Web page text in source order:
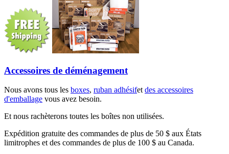
Accessoires de déménagement
Nous avons tous les boxes, ruban adhésifetdes accessoires
d'emballage vous avez besoin.
Et nous rachèterons toutes les boîtes non utilisées.
Expédition gratuite des commandes de plus de 50 $ aux États
limitrophes et des commandes de plus de 100 $ au Canada.